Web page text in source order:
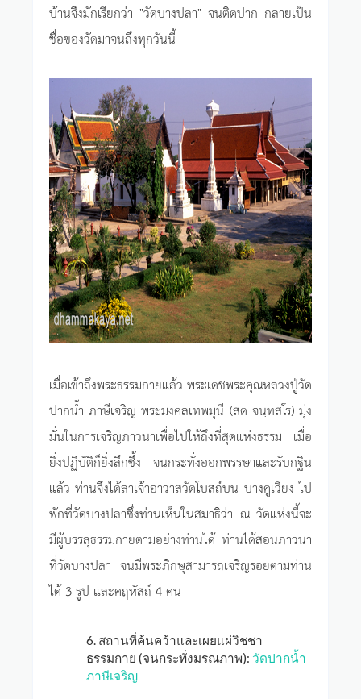
บ้านจึงมักเรียกว่า "วัดบางปลา" จนติดปาก กลายเป็น
ชื่อของวัดมาจนถึงทุกวันนี้
เมื่อเข้าถึงพระธรรมกายแล้ว พระเดชพระคุณหลวงปู่วัด
ปากน้ำ ภาษีเจริญ พระมงคลเทพมุนี (สด จนฺทสโร) มุ่ง
มั่นในการเจริญภาวนาเพื่อไปให้ถึงที่สุดแห่งธรรม เมื่อ
ยิ่งปฏิบัติก็ยิ่งลึกซึ้ง จนกระทั่งออกพรรษาและรับกฐิน
แล้ว ท่านจึงได้ลาเจ้าอาวาสวัดโบสถ์บน บางคูเวียง ไป
พักที่วัดบางปลาซึ่งท่านเห็นในสมาธิว่า ณ วัดแห่งนี้จะ
มีผู้บรรลุธรรมกายตามอย่างท่านได้ ท่านได้สอนภาวนา
ที่วัดบางปลา จนมีพระภิกษุสามารถเจริญรอยตามท่าน
ได้ 3 รูป และคฤหัสถ์ 4 คน
6. สถานที่ค้นคว้าและเผยแผ่วิชชา
ธรรมกาย (จนกระทั่งมรณภาพ): วัดปากน้ำ
ภาษีเจริญ